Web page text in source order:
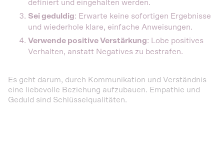
definiert und eingehalten werden.
Sei geduldig: Erwarte keine sofortigen Ergebnisse
und wiederhole klare, einfache Anweisungen.
Verwende positive Verstärkung: Lobe positives
Verhalten, anstatt Negatives zu bestrafen.
Es geht darum, durch Kommunikation und Verständnis
eine liebevolle Beziehung aufzubauen. Empathie und
Geduld sind Schlüsselqualitäten.